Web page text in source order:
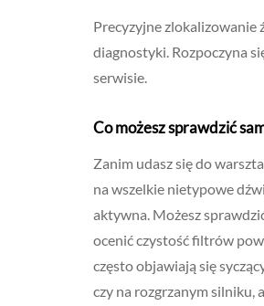
Precyzyjne zlokalizowanie
diagnostyki. Rozpoczyna
serwisie.
Co możesz sprawdzić
Zanim udasz się do
na wszelkie nietypowe
aktywna. Możesz
ocenić czystość filtrów
często objawiają się
czy na rozgrzanym silniku,